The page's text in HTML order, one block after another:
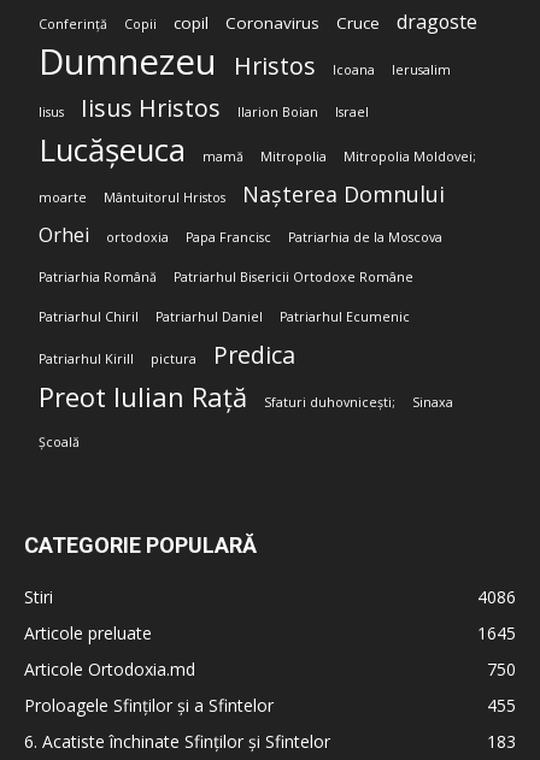
Conferință Copii copil Coronavirus Cruce dragoste
Dumnezeu Hristos Icoana Ierusalim
Iisus Iisus Hristos Ilarion Boian Israel
Lucășeuca mamă Mitropolia Mitropolia Moldovei;
moarte Mântuitorul Hristos Nașterea Domnului
Orhei ortodoxia Papa Francisc Patriarhia de la Moscova
Patriarhia Română Patriarhul Bisericii Ortodoxe Române
Patriarhul Chiril Patriarhul Daniel Patriarhul Ecumenic
Patriarhul Kirill pictura Predica
Preot Iulian Rață Sfaturi duhovnicești; Sinaxa
Școală
CATEGORIE POPULARĂ
Stiri
4086
Articole preluate
1645
Articole Ortodoxia.md
750
Proloagele Sfinților și a Sfintelor
455
6. Acatiste închinate Sfinților și Sfintelor
183